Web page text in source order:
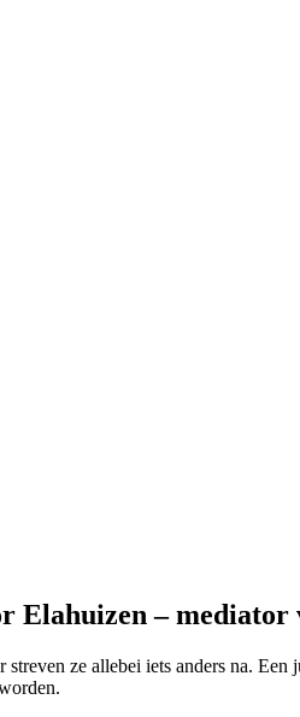
Elahuizen – mediator
ze allebei iets anders na.